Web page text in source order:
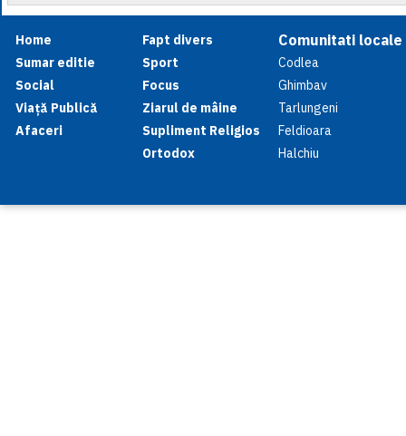
Home
Sumar editie
Social
Viață Publică
Afaceri
Fapt divers
Sport
Focus
Ziarul de mâine
Supliment Religios
Ortodox
Comunitati locale
Codlea
Ghimbav
Tarlungeni
Feldioara
Halchiu